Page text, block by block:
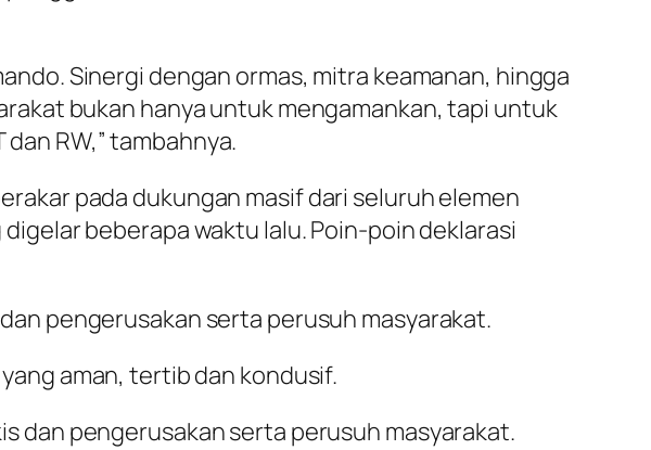
Sinergi dengan ormas, mitra keamanan, hingga
bukan hanya untuk mengamankan, tapi untuk
RW,” tambahnya.
pada dukungan masif dari seluruh elemen
beberapa waktu lalu. Poin-poin deklarasi
pengerusakan serta perusuh masyarakat.
aman, tertib dan kondusif.
dan pengerusakan serta perusuh masyarakat.